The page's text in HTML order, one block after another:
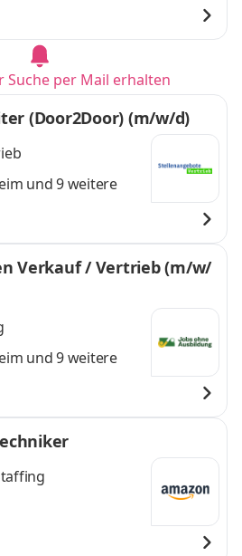
Suche per Mail erhalten
(Door2Door) (m/w/d)
und 9 weitere
Verkauf / Vertrieb (m/w/
und 9 weitere